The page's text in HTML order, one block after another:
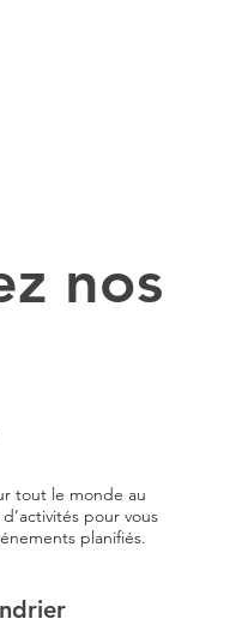
nos
tout le monde au
pour vous
planifiés.